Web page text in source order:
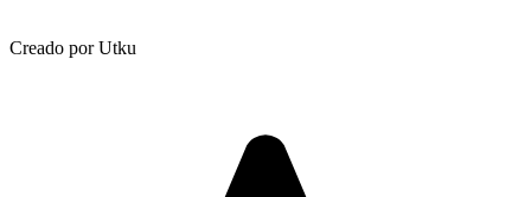
Creado por Utku